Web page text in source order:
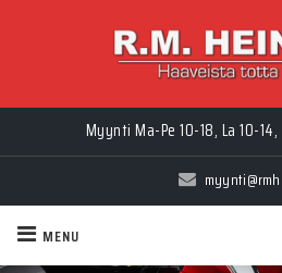
Myynti Ma-Pe 10-18, La 10-
MENU